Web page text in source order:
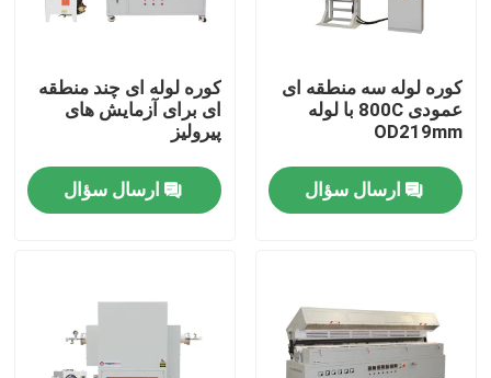
خونه
ویدیوها
کوره لوله سه منطقه ای
عمودی 800C با لوله
OD219mm
ارسال سؤال
کوره لوله ای چند منطقه
ای برای آزمایش های
پیرولیز
ارسال سؤال